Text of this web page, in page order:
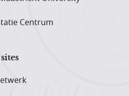
Centrum